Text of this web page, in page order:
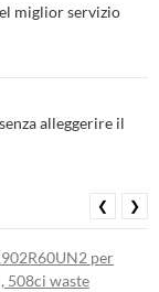
miglior servizio
alleggerire il
per
508ci waste
❮ ❯